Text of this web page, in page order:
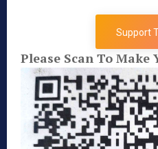
Support
Please Scan To